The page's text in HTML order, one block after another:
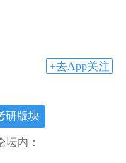
+去App关注
研版块
内：